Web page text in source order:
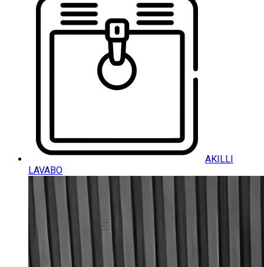
AKILLI
LAVABO